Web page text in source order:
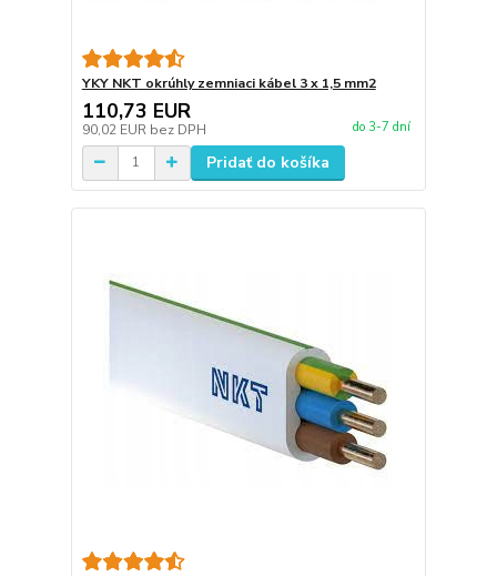
YKY NKT okrúhly zemniaci kábel 3 x 1,5 mm2
110,73 EUR
90,02 EUR bez DPH do 3-7 dní
Pridať do košíka